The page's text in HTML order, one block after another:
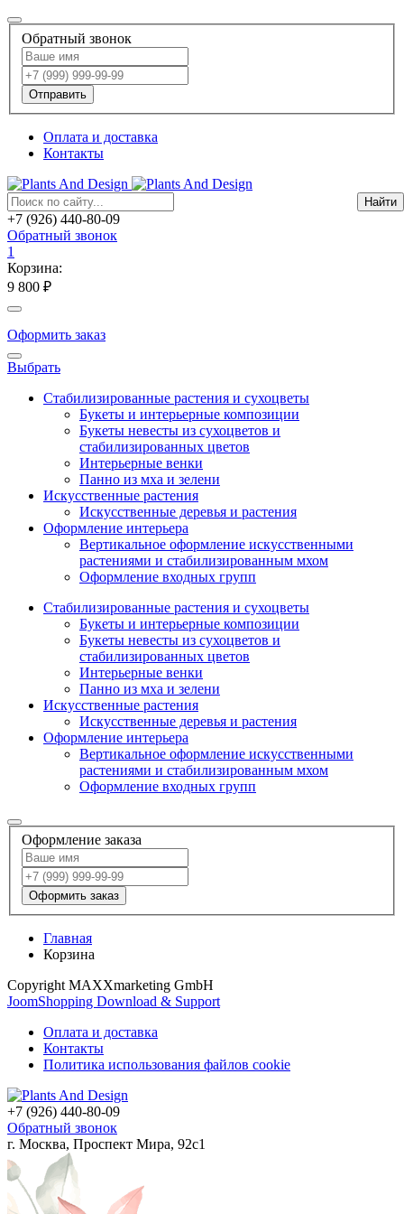
Обратный звонок
Отправить
Оплата и доставка
Контакты
+7 (926) 440-80-09
Обратный звонок
1
Корзина:
9 800 ₽
Оформить заказ
Выбрать
Стабилизированные растения и сухоцветы
Букеты и интерьерные композиции
Букеты невесты из сухоцветов и
стабилизированных цветов
Интерьерные венки
Панно из мха и зелени
Искусственные растения
Искусственные деревья и растения
Оформление интерьера
Вертикальное оформление искусственными
растениями и стабилизированным мхом
Оформление входных групп
Стабилизированные растения и сухоцветы
Букеты и интерьерные композиции
Букеты невесты из сухоцветов и
стабилизированных цветов
Интерьерные венки
Панно из мха и зелени
Искусственные растения
Искусственные деревья и растения
Оформление интерьера
Вертикальное оформление искусственными
растениями и стабилизированным мхом
Оформление входных групп
Оформление заказа
Оформить заказ
Главная
Корзина
Copyright MAXXmarketing GmbH
JoomShopping Download & Support
Оплата и доставка
Контакты
Политика использования файлов cookie
+7 (926) 440-80-09
Обратный звонок
г. Москва, Проспект Мира, 92с1